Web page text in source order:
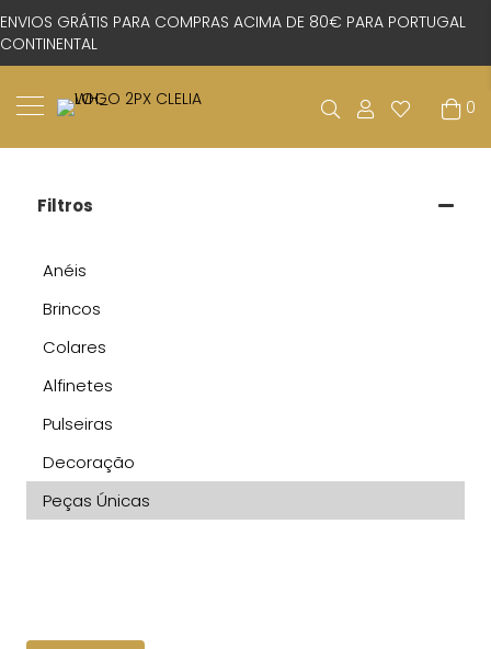
ENVIOS GRÁTIS PARA COMPRAS ACIMA DE 80€ PARA PORTUGAL
CONTINENTAL
0
Filtros
Anéis
Brincos
Colares
Alfinetes
Pulseiras
Decoração
Peças Únicas